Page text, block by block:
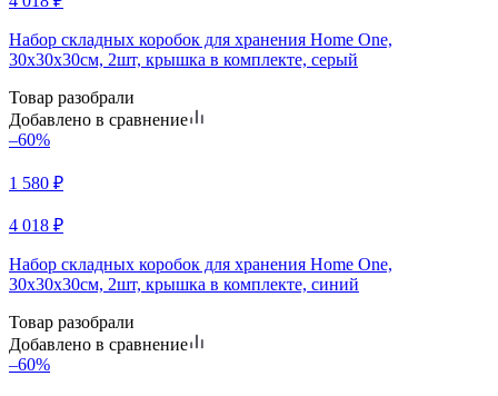
Набор складных коробок для хранения Home One,
30х30х30см, 2шт, крышка в комплекте, серый
Товар разобрали
Добавлено в сравнение
–60%
1 580 ₽
4 018 ₽
Набор складных коробок для хранения Home One,
30х30х30см, 2шт, крышка в комплекте, синий
Товар разобрали
Добавлено в сравнение
–60%